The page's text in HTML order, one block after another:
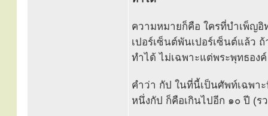
ความหมายก็คือ ใครที่บำเพ็ญ
เปอร์เซ็นต์พันเปอร์เซ็นต์แล้ว
ทำได้ ไม่เฉพาะแต่พระพุทธอง
คำว่า กัป ในที่นี้เป็นศัพท์เฉพา
หนึ่งกัป ก็คือเกินไปอีก ๑๐ ปี (ร